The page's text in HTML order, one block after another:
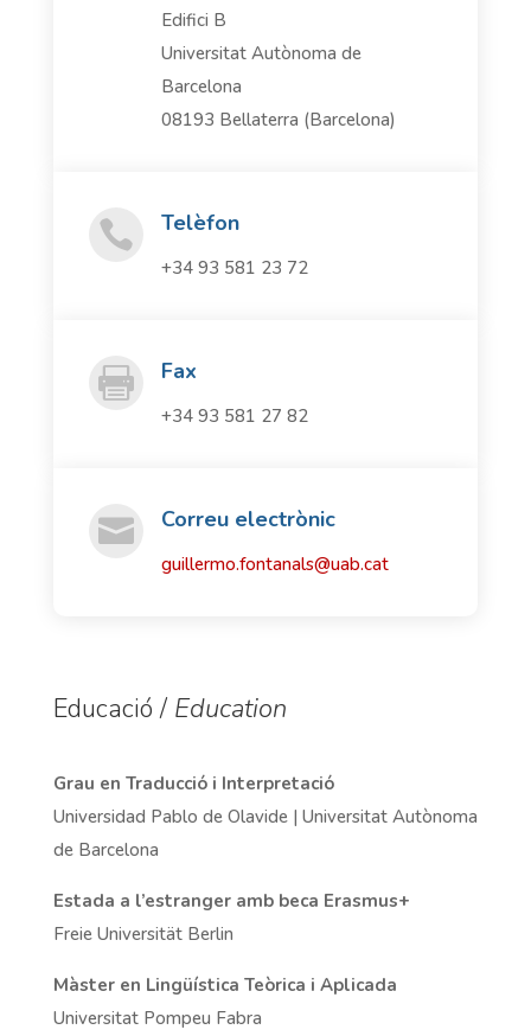
Edifici B
Universitat Autònoma de
Barcelona
08193 Bellaterra (Barcelona)
 Telèfon
+34 93 581 23 72
 Fax
+34 93 581 27 82
 Correu electrònic
guillermo.fontanals@uab.cat
Educació / Education
Grau en Traducció i Interpretació
Universidad Pablo de Olavide | Universitat Autònoma
de Barcelona
Estada a l’estranger amb beca Erasmus+
Freie Universität Berlin
Màster en Lingüística Teòrica i Aplicada
Universitat Pompeu Fabra